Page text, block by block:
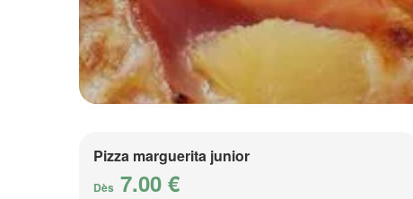
Pizza marguerita junior
Dès 7.00 €